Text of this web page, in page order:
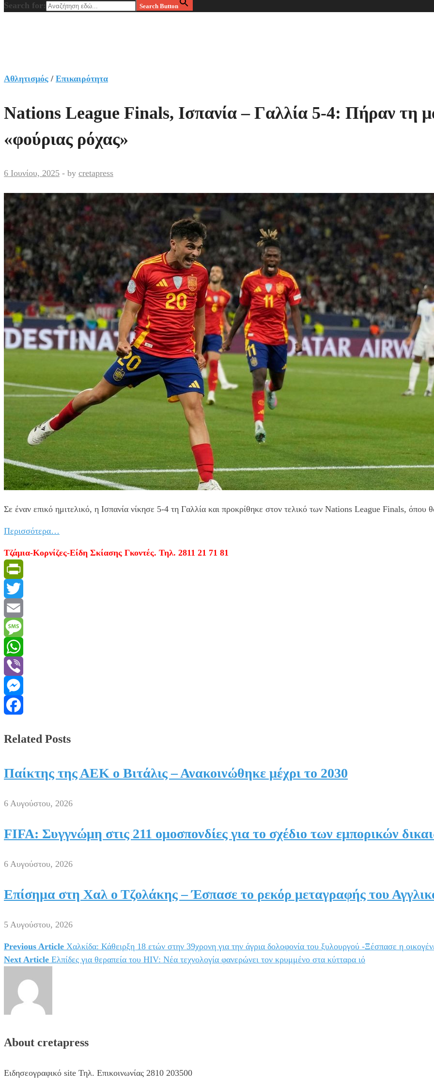
Search for: Search Button
Αθλητισμός / Επικαιρότητα
Nations League Finals, Ισπανία – Γαλλία 5-4: Πήραν τη
«φούριας ρόχας»
6 Ιουνίου, 2025 - by cretapress
Σε έναν επικό ημιτελικό, η Ισπανία νίκησε 5-4 τη Γαλλία και προκρίθηκε στον τελικό των Nations League Finals, όπου
Περισσότερα…
Τζάμια-Κορνίζες-Είδη Σκίασης Γκοντές. Τηλ. 2811 21 71 81
PrintFriendly
Twitter
Email
Message
WhatsApp
Viber
Messenger
Related Posts
Παίκτης της ΑΕΚ ο Βιτάλις – Ανακοινώθηκε μέχρι το 2030
6 Αυγούστου, 2026
FIFA: Συγγνώμη στις 211 ομοσπονδίες για το σχέδιο των εμπορικών
6 Αυγούστου, 2026
Επίσημα στη Χαλ ο Τζολάκης – Έσπασε το ρεκόρ μεταγραφής του
5 Αυγούστου, 2026
Πλοήγηση
Previous Article Χαλκίδα: Κάθειρξη 18 ετών στην 39χρονη για την άγρια δολοφονία του ξυλουργού -Ξέσπασε η
Next Article Ελπίδες για θεραπεία του HIV: Νέα τεχνολογία φανερώνει τον κρυμμένο στα κύτταρα ιό
About cretapress
Ειδησεογραφικό site Τηλ. Επικοινωνίας 2810 203500